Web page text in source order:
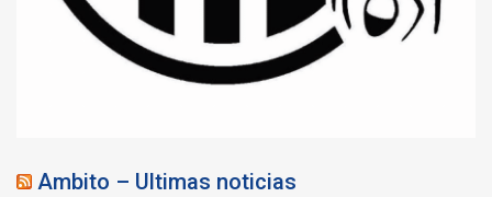
Ambito – Ultimas noticias